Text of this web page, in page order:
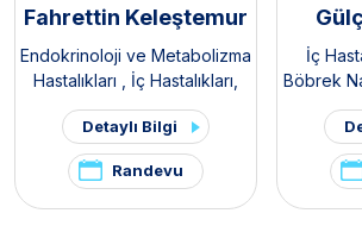
Fahrettin Keleştemur
Endokrinoloji ve Metabolizma
Hastalıkları
İç Hastalıkları
Tiroid - Paratiroid Hastalıkları
ve Cerrahisi Kliniği,
Hipofiz
Kliniği,Polikistik Over
Sendromu / PKOS ve
Hirsutizm Kliniği,Hirsutizm
Detaylı Bilgi
Randevu
İç
Böbrek